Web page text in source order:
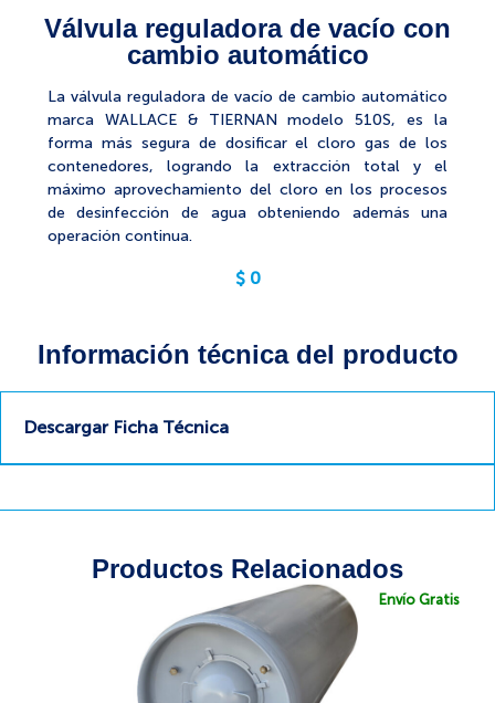
Válvula reguladora de vacío con
cambio automático
La válvula reguladora de vacío de cambio automático
marca WALLACE & TIERNAN modelo 510S, es la
forma más segura de dosificar el cloro gas de los
contenedores, logrando la extracción total y el
máximo aprovechamiento del cloro en los procesos
de desinfección de agua obteniendo además una
operación continua.
$ 0
Información técnica del producto
Descargar Ficha Técnica
Productos Relacionados
Envío Gratis